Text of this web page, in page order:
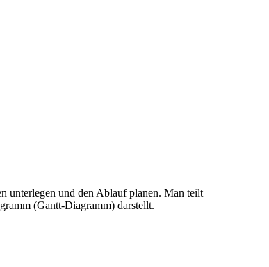
unterlegen und den Ablauf planen. Man teilt
(Gantt-Diagramm) darstellt.